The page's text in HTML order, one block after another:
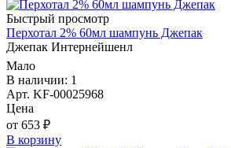
Быстрый просмотр
Перхотал 2% 60мл шампунь Джепак
Джепак Интернейшенл
Мало
В наличии: 1
Арт. KF-00025968
Цена
от 653 ₽
В корзину